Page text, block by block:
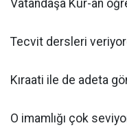
Vatandaşa Kur-an
Tecvit dersleri
Kıraati ile de adeta
O imamlığı çok